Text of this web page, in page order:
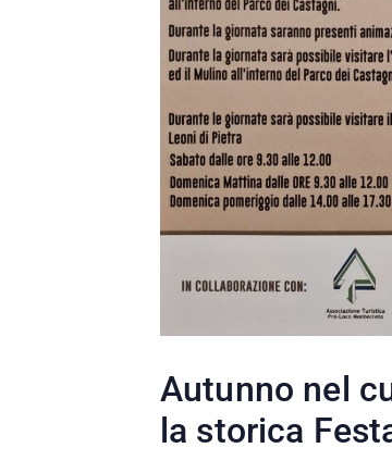
Autunno nel
la storica